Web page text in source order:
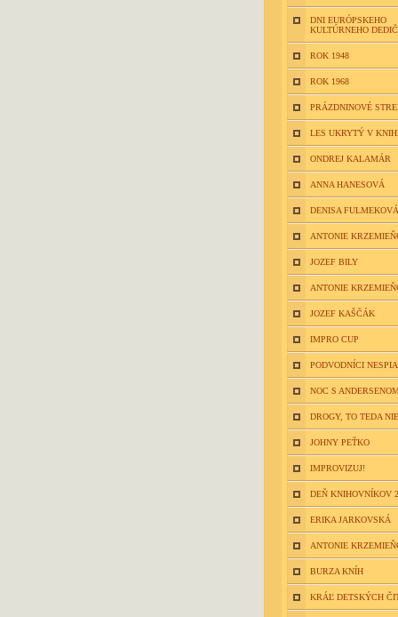
DNI EURÓPSKEHO
KULTÚRNEHO
ROK 1948
ROK 1968
PRÁZDNINOVÉ
LES UKRYTÝ V
ONDREJ KALAMÁR
ANNA HANESOVÁ
DENISA FULMEKOVÁ
ANTONIE
JOZEF BILY
ANTONIE
JOZEF KAŠČÁK
IMPRO CUP
PODVODNÍCI NESPIA
NOC S
DROGY, TO TEDA
JOHNY PEŤKO
IMPROVIZUJ!
DEŇ KNIHOVNÍKOV
ERIKA JARKOVSKÁ
ANTONIE
BURZA KNÍH
KRÁĽ DETSKÝCH